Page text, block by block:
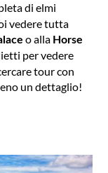
di elmi
vedere tutta
o alla Horse
per vedere
tour con
un dettaglio!